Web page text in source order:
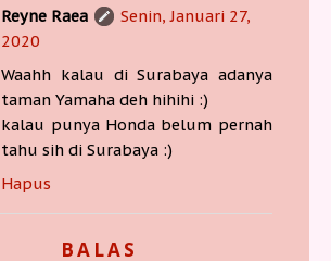
Reyne Raea
Senin, Januari 27,
2020
Waahh kalau di Surabaya adanya
taman Yamaha deh hihihi :)
kalau punya Honda belum pernah
tahu sih di Surabaya :)
Hapus
BALAS